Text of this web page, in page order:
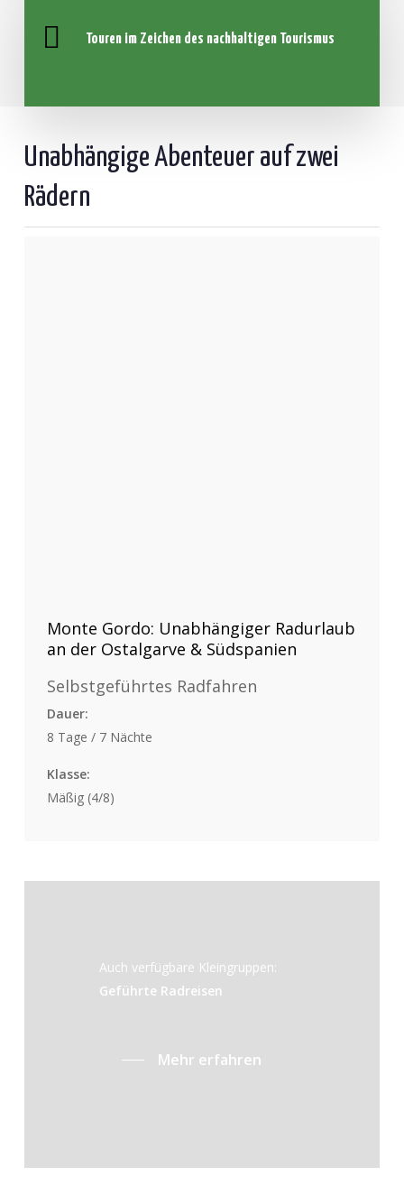
Touren im Zeichen des nachhaltigen Tourismus
Unabhängige Abenteuer auf zwei
Rädern
Monte Gordo: Unabhängiger Radurlaub
an der Ostalgarve & Südspanien
Selbstgeführtes Radfahren
Dauer:
8 Tage / 7 Nächte
Klasse:
Mäßig (4/8)
Auch verfügbare Kleingruppen:
Geführte Radreisen
Mehr erfahren